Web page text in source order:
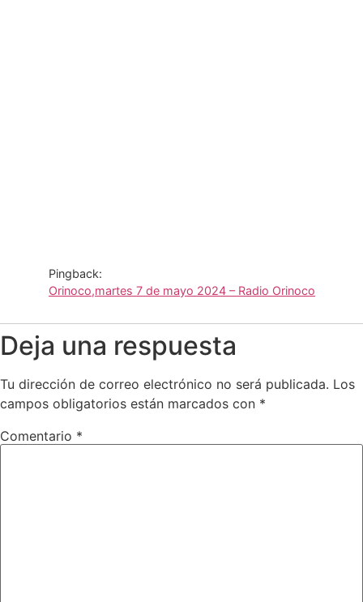
Pingback:
Orinoco,martes 7 de mayo 2024 – Radio Orinoco
Deja una respuesta
Tu dirección de correo electrónico no será publicada. Los
campos obligatorios están marcados con *
Comentario *